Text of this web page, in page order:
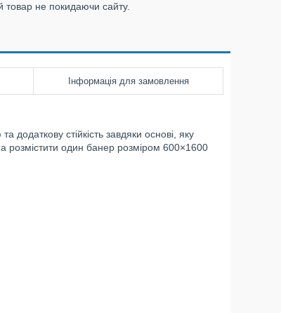
товар не покидаючи сайту.
Інформація для замовлення
додаткову стійкість завдяки основі, яку
розмістити один банер розміром 600×1600